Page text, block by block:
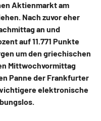
Aktienmarkt am
Nach zuvor eher
an und
auf 11.771 Punkte
um den griechischen
Mittwochvormittag
Panne der Frankfurter
elektronische